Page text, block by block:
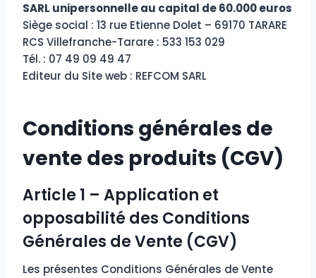
SARL unipersonnelle au capital de 60.000 euros
Siège social : 13 rue Etienne Dolet – 69170 TARARE
RCS Villefranche-Tarare : 533 153 029
Tél. : 07 49 09 49 47
Editeur du Site web : REFCOM SARL
Conditions générales de
vente des produits (CGV)
Article 1 – Application et
opposabilité des Conditions
Générales de Vente (CGV)
Les présentes Conditions Générales de Vente